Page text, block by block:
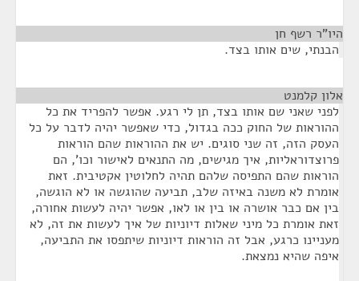
היו"ר רשף חן
הבנתי, שים אותו בצד.
אלון קלמנט
לפני שאני שם אותו בצד, תן לי רגע. אפשר להפריד את כל
ההוראות של החוק ככה בגדול, כדי שאפשר יהיה לדבר על כל
העסק הזה, זה שני סוגים. יש את ההוראות שהם הוראות
פרוצדוראליות, איך מגישים, מה התנאים לאישור וכו', הם
הוראות שהם התפיסה שלהם תהיה לחלוטין אקטיבית. זאת
אומרת לא משנה באיזה שלב, תביעה שהוגשה או לא הוגשה,
בין אם כבר אושרה או בין או לאו, אפשר יהיה לעשות אחורה,
זאת אומרת כל מיני שאלות דיוניות של איך לעשות את זה, לא
מעניינו כרגע, אבל זה הוראות דיוניות שיתפסו את התביעה,
איפה שהיא נמצאת.